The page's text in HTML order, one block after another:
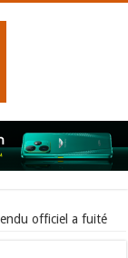
officiel a fuité